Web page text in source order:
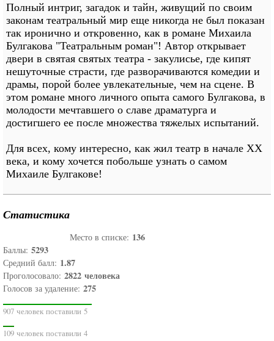
Полный интриг, загадок и тайн, живущий по своим
законам театральный мир еще никогда не был показан
так иронично и откровенно, как в романе Михаила
Булгакова "Театральным роман"! Автор открывает
двери в святая святых театра - закулисье, где кипят
нешуточные страсти, где разворачиваются комедии и
драмы, порой более увлекательные, чем на сцене. В
этом романе много личного опыта самого Булгакова, в
молодости мечтавшего о славе драматурга и
достигшего ее после множества тяжелых испытаний.
Для всех, кому интересно, как жил театр в начале XX
века, и кому хочется побольше узнать о самом
Михаиле Булгакове!
Статистика
Место в списке: 136
Баллы: 5293
Средний балл: 1.87
Проголосовало: 2822 человека
Голосов за удаление: 275
907 человек поставили 5
109 человек поставили 4